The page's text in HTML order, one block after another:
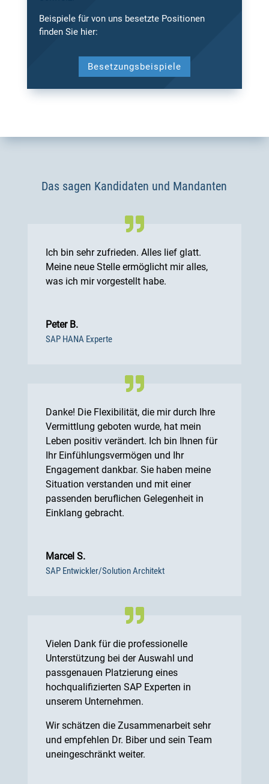
Beispiele für von uns besetzte Positionen
finden Sie hier:
Besetzungsbeispiele
Das sagen Kandidaten und Mandanten
Ich bin sehr zufrieden. Alles lief glatt.
Meine neue Stelle ermöglicht mir alles,
was ich mir vorgestellt habe.
Peter B.
SAP HANA Experte
Danke! Die Flexibilität, die mir durch Ihre
Vermittlung geboten wurde, hat mein
Leben positiv verändert. Ich bin Ihnen für
Ihr Einfühlungsvermögen und Ihr
Engagement dankbar. Sie haben meine
Situation verstanden und mit einer
passenden beruflichen Gelegenheit in
Einklang gebracht.
Marcel S.
SAP Entwickler/Solution Architekt
Vielen Dank für die professionelle
Unterstützung bei der Auswahl und
passgenauen Platzierung eines
hochqualifizierten SAP Experten in
unserem Unternehmen.
Wir schätzen die Zusammenarbeit sehr
und empfehlen Dr. Biber und sein Team
uneingeschränkt weiter.